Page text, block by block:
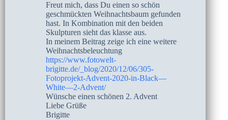
Freut mich, dass Du einen so schön
geschmückten Weihnachtsbaum gefunden
hast. In Kombination mit den beiden
Skulpturen sieht das klasse aus.
In meinem Beitrag zeige ich eine weitere
Weihnachtsbeleuchtung
https://www.fotowelt-
brigitte.de/_blog/2020/12/06/305-
Fotoprojekt-Advent-2020-in-Black—
White—2-Advent/
Wünsche einen schönen 2. Advent
Liebe Grüße
Brigitte